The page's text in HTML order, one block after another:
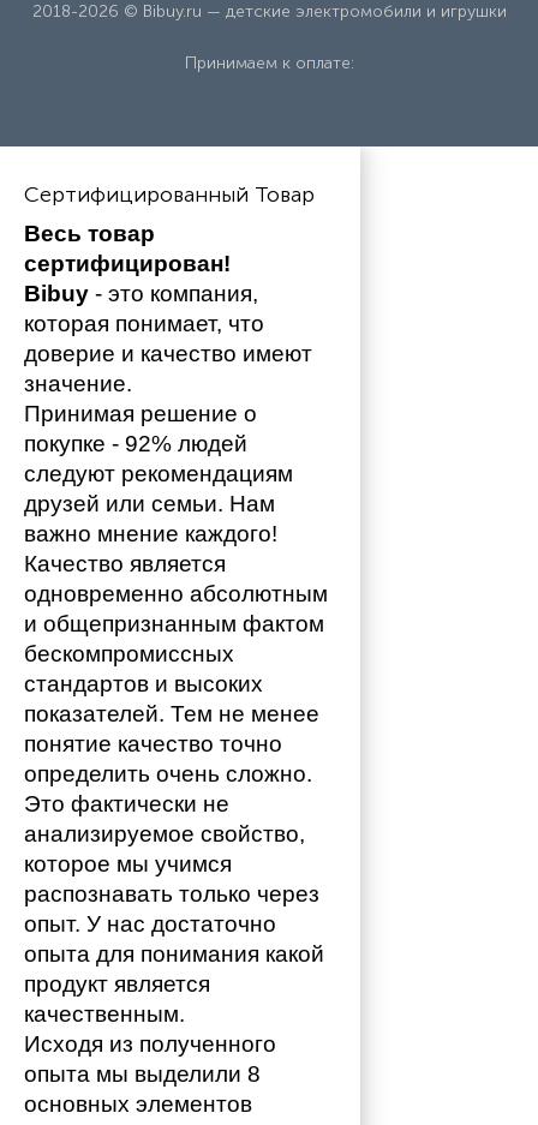
2018-2026 © Bibuy.ru — детские электромобили и игрушки
Принимаем к оплате:
Сертифицированный Товар
Весь товар
сертифицирован!
Bibuy - это компания,
которая понимает, что
доверие и качество имеют
значение.
Принимая решение о
покупке - 92% людей
следуют рекомендациям
друзей или семьи. Нам
важно мнение каждого!
Качество является
одновременно абсолютным
и общепризнанным фактом
бескомпромиссных
стандартов и высоких
показателей. Тем не менее
понятие качество точно
определить очень сложно.
Это фактически не
анализируемое свойство,
которое мы учимся
распознавать только через
опыт. У нас достаточно
опыта для понимания какой
продукт является
качественным.
Исходя из полученного
опыта мы выделили 8
основных элементов